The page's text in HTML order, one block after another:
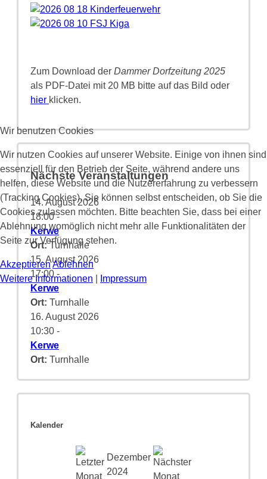
Zum Download der Dammer Dorfzeitung 2025
als PDF-Datei mit 20 MB bitte auf das Bild oder
hier klicken.
Nächste Veranstaltungen
14. August 2026
18:00-
Kerwe
Ort:Turnhalle
15. August 2026
17:00 -
Kerwe
Ort: Turnhalle
16. August 2026
10:30 -
Kerwe
Ort: Turnhalle
Kalender
Dezember
2024
Wir benutzen Cookies
Wir nutzen Cookies auf unserer Website. Einige von ihnen sind
essenziell für den Betrieb der Seite, während andere uns
helfen, diese Website und die Nutzererfahrung zu verbessern
(Tracking Cookies). Sie können selbst entscheiden, ob Sie die
Cookies zulassen möchten. Bitte beachten Sie, dass bei einer
Ablehnung womöglich nicht mehr alle Funktionalitäten der
Seite zur Verfügung stehen.
AkzeptierenAblehnen
Weitere Informationen
Impressum